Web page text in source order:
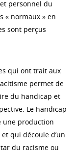
personnel du
« normaux » en
sont perçus
qui ont trait aux
permet de
du handicap et
Le handicap
une production
qui découle d’un
du racisme ou